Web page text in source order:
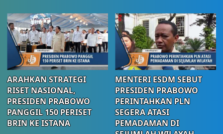
ARAHKAN STRATEGI
RISET NASIONAL,
PRESIDEN PRABOWO
PANGGIL 150 PERISET
BRIN KE ISTANA
MENTERI ESDM SEBUT
PRESIDEN PRABOWO
PERINTAHKAN PLN
SEGERA ATASI
PEMADAMAN DI